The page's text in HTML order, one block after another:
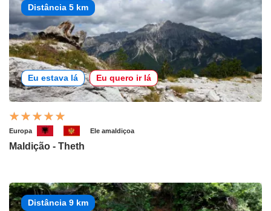
Distância 5 km
Eu estava lá Eu quero ir lá
Europa Ele amaldiçoa
Maldição - Theth
Distância 9 km